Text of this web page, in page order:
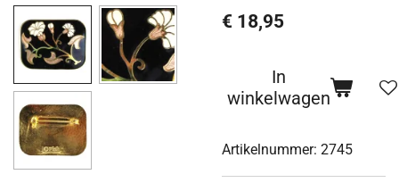
€ 18,95
In
winkelwagen
Artikelnummer: 2745